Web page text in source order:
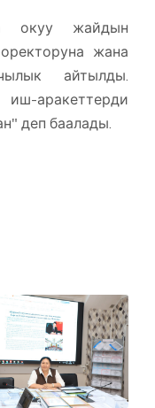
окуу жайдын
жана
айтылды.
аракеттерди
деп баалады.